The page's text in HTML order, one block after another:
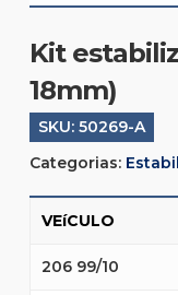
Kit
18mm)
SKU: 50269-A
Categorias:
VEíCULO
206 99/10